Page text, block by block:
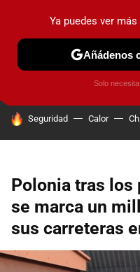
PRUEBAS COCHES
HOY SE HABLA DE
Seguridad Calor
Polonia tras los
se marca un
sus carreteras
Ya puedes ver
Añádenos
Solo